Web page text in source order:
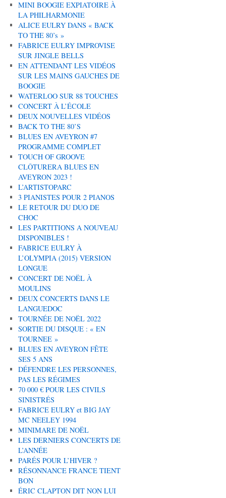
MINI BOOGIE EXPIATOIRE À
LA PHILHARMONIE
ALICE EULRY DANS « BACK
TO THE 80’s »
FABRICE EULRY IMPROVISE
SUR JINGLE BELLS
EN ATTENDANT LES VIDÉOS
SUR LES MAINS GAUCHES DE
BOOGIE
WATERLOO SUR 88 TOUCHES
CONCERT À L’ÉCOLE
DEUX NOUVELLES VIDÉOS
BACK TO THE 80’S
BLUES EN AVEYRON #7
PROGRAMME COMPLET
TOUCH OF GROOVE
CLÔTURERA BLUES EN
AVEYRON 2023 !
L’ARTISTOPARC
3 PIANISTES POUR 2 PIANOS
LE RETOUR DU DUO DE
CHOC
LES PARTITIONS A NOUVEAU
DISPONIBLES !
FABRICE EULRY À
L’OLYMPIA (2015) VERSION
LONGUE
CONCERT DE NOËL À
MOULINS
DEUX CONCERTS DANS LE
LANGUEDOC
TOURNÉE DE NOËL 2022
SORTIE DU DISQUE : « EN
TOURNEE »
BLUES EN AVEYRON FÊTE
SES 5 ANS
DÉFENDRE LES PERSONNES,
PAS LES RÉGIMES
70 000 € POUR LES CIVILS
SINISTRÉS
FABRICE EULRY et BIG JAY
MC NEELEY 1994
MINIMARE DE NOËL
LES DERNIERS CONCERTS DE
L’ANNÉE
PARÉS POUR L’HIVER ?
RÉSONNANCE FRANCE TIENT
BON
ÉRIC CLAPTON DIT NON LUI